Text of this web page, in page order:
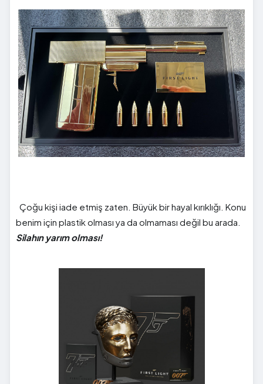
Çoğu kişi iade etmiş zaten. Büyük bir hayal kırıklığı. Konu
benim için plastik olması ya da olmaması değil bu arada.
Silahın yarım olması!